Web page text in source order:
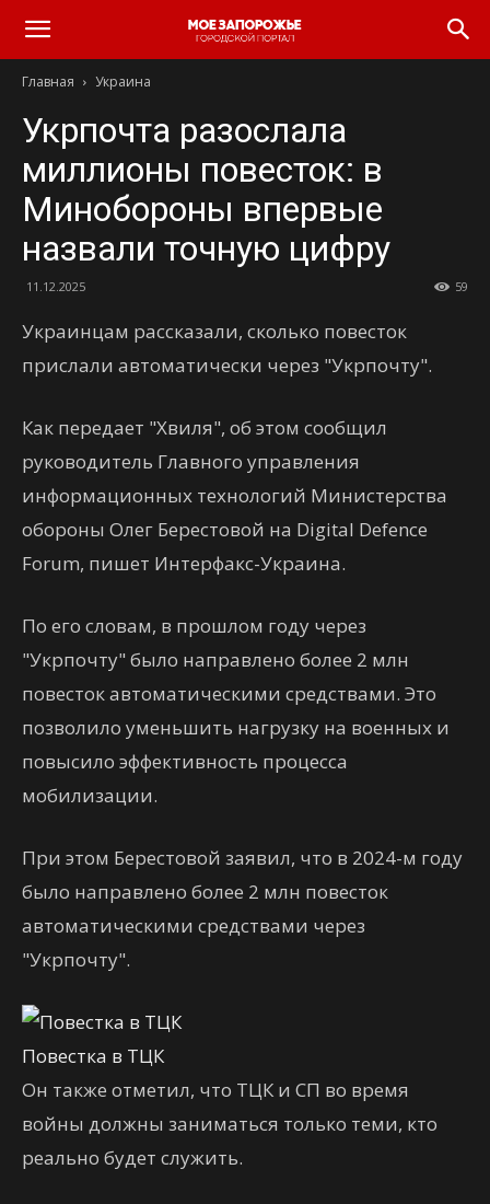
Главная Украина
Укрпочта разослала
миллионы повесток: в
Минобороны впервые
назвали точную цифру
11.12.2025 59
Украинцам рассказали, сколько повесток
прислали автоматически через "Укрпочту".
Как передает "Хвиля", об этом сообщил
руководитель Главного управления
информационных технологий Министерства
обороны Олег Берестовой на Digital Defence
Forum, пишет Интерфакс-Украина.
По его словам, в прошлом году через
"Укрпочту" было направлено более 2 млн
повесток автоматическими средствами. Это
позволило уменьшить нагрузку на военных и
повысило эффективность процесса
мобилизации.
При этом Берестовой заявил, что в 2024-м году
было направлено более 2 млн повесток
автоматическими средствами через
"Укрпочту".
Повестка в ТЦК
Он также отметил, что ТЦК и СП во время
войны должны заниматься только теми, кто
реально будет служить.